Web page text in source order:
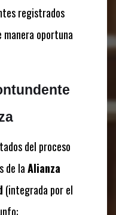
registrados
manera oportuna
del proceso
de laAlianza
(integrada por el